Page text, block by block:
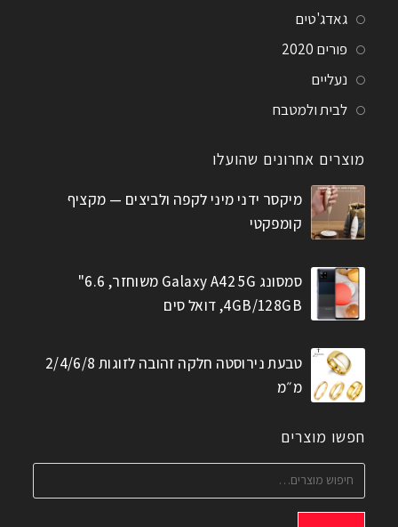
גאדג'טים
פורים 2020
נעליים
לבית ולמטבח
מוצרים אחרונים שהועלו
מיקסר ידני מיני לקפה ולביצים — מקציף
קומפקטי
סמסונג Galaxy A42 5G משוחזר, 6.6"
4GB/128GB, דואל סים
טבעת נירוסטה חלקה זהובה לזוגות 2/4/6/8
מ״מ
חפשו מוצרים